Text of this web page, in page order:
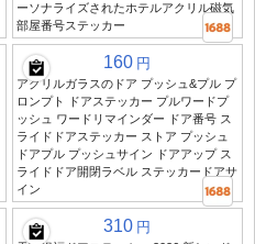
ーソナライズされたホテルアクリル磁気
部屋番号ステッカー
160 円
アクリルガラスのドア プッシュ&プル プ
ロンプト ドアステッカー プルワードプ
ッシュ ワードリマインダー ドア番号 ス
ライドドアステッカー ストア プッシュ
ドアプル プッシュサイン ドアアップ ス
ライドドア開閉ラベル ステッカードアサ
イン
310 円